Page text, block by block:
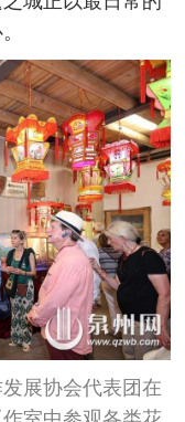
展协会代表团在